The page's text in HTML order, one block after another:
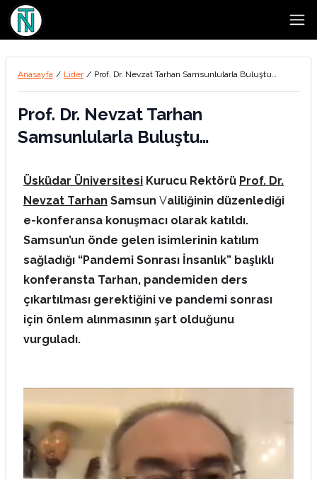
Anasayfa / Lider / Prof. Dr. Nevzat Tarhan Samsunlularla Buluştu…
Prof. Dr. Nevzat Tarhan
Samsunlularla Buluştu…
Üsküdar Üniversitesi Kurucu Rektörü Prof. Dr.
Nevzat Tarhan Samsun Valiliğinin düzenlediği
e-konferansa konuşmacı olarak katıldı.
Samsun’un önde gelen isimlerinin katılım
sağladığı “Pandemi Sonrası İnsanlık” başlıklı
konferansta Tarhan, pandemiden ders
çıkartılması gerektiğini ve pandemi sonrası
için önlem alınmasının şart olduğunu
vurguladı.